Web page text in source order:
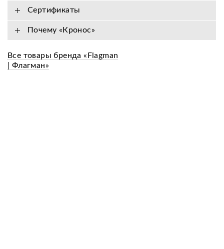
Сертификаты
Почему «Кронос»
Все товары бренда «Flagman
| Флагман»